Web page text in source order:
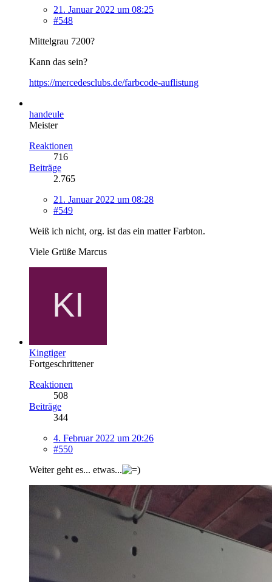
21. Januar 2022 um 08:25
#548
Mittelgrau 7200?
Kann das sein?
https://mercedesclubs.de/farbcode-auflistung
handeule
Meister
Reaktionen
716
Beiträge
2.765
21. Januar 2022 um 08:28
#549
Weiß ich nicht, org. ist das ein matter Farbton.
Viele Grüße Marcus
Kingtiger
Fortgeschrittener
Reaktionen
508
Beiträge
344
4. Februar 2022 um 20:26
#550
Weiter geht es... etwas...